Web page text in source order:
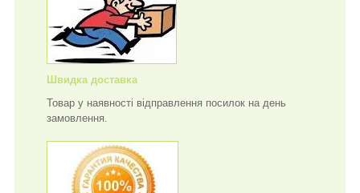
Швидка доставка
Товар у наявності відправлення посилок на день
замовлення.